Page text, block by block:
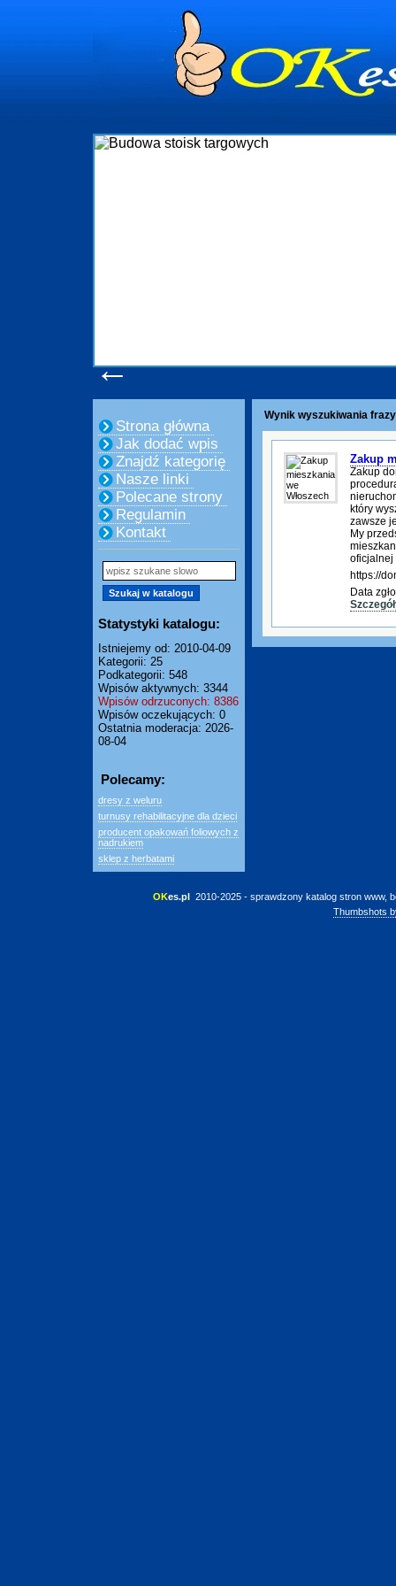
←
Strona główna
Jak dodać wpis
Znajdź kategorię
Nasze linki
Polecane strony
Regulamin
Kontakt
Statystyki katalogu:
Istniejemy od: 2010-04-09
Kategorii: 25
Podkategorii: 548
Wpisów aktywnych: 3344
Wpisów odrzuconych: 8386
Wpisów oczekujących: 0
Ostatnia moderacja: 2026-
08-04
Polecamy:
dresy z weluru
turnusy rehabilitacyjne dla dzieci
producent opakowań foliowych z
nadrukiem
sklep z herbatami
Wynik wyszukiwania
Zakup
Zakup
który
zawsze
My
oficjalnej
https://
Data
OKes.pl 2010-2025 - sprawdzony katalog stron www,
Thumbshots